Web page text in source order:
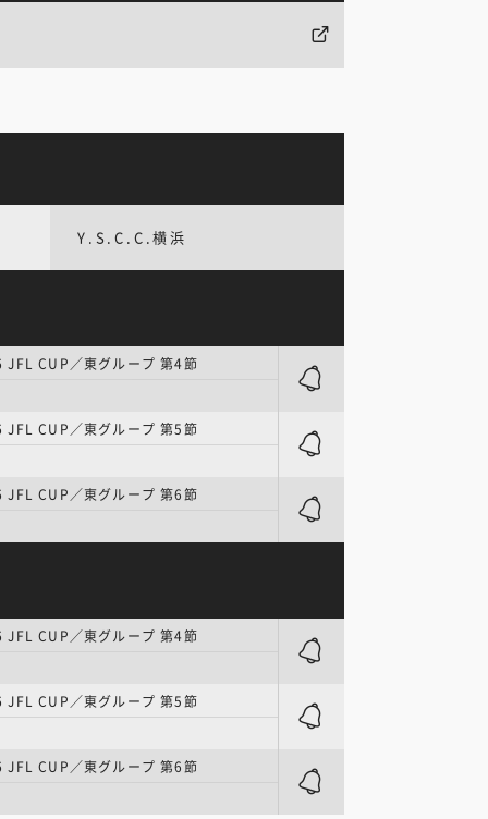
Y.S.C.C.横浜
CUP／東グループ 第4節
CUP／東グループ 第5節
CUP／東グループ 第6節
CUP／東グループ 第4節
CUP／東グループ 第5節
CUP／東グループ 第6節